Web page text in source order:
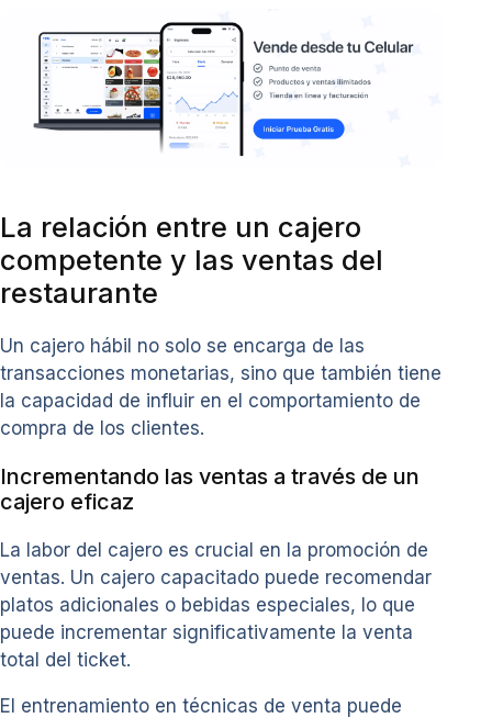
La relación entre un cajero
competente y las ventas del
restaurante
Un cajero hábil no solo se encarga de las
transacciones monetarias, sino que también tiene
la capacidad de influir en el comportamiento de
compra de los clientes.
Incrementando las ventas a través de un
cajero eficaz
La labor del cajero es crucial en la promoción de
ventas. Un cajero capacitado puede recomendar
platos adicionales o bebidas especiales, lo que
puede incrementar significativamente la venta
total del ticket.
El entrenamiento en técnicas de venta puede